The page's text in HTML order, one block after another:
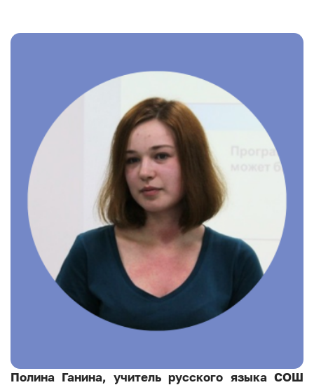
Полина Ганина, учитель русского языка СОШ